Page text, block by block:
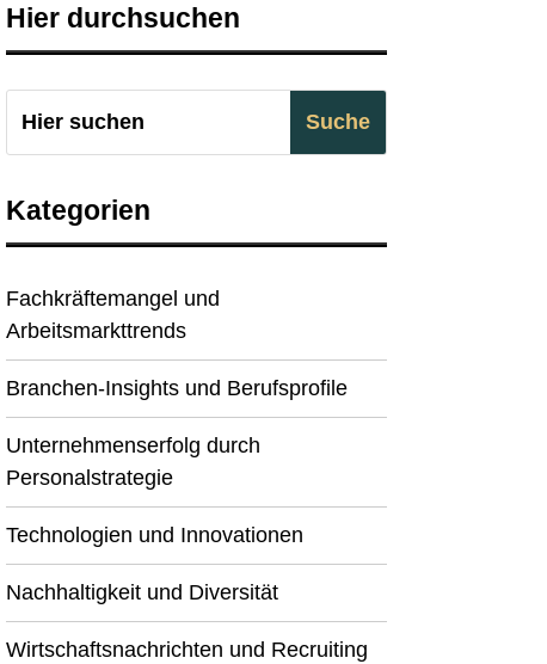
Hier durchsuchen
Kategorien
Fachkräftemangel und
Arbeitsmarkttrends
Branchen-Insights und Berufsprofile
Unternehmenserfolg durch
Personalstrategie
Technologien und Innovationen
Nachhaltigkeit und Diversität
Wirtschaftsnachrichten und Recruiting